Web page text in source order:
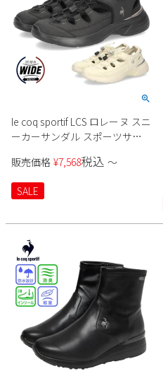
le coq sportif LCS ロレーヌ スニ
ーカーサンダル スポーツサン
販売価格 ¥7,568税込 〜
SALE